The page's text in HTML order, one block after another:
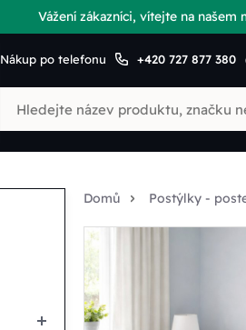
Vážení zákazníci, vítejte na
Nákup po telefonu +420 727 877 380
Domů Postýlky -